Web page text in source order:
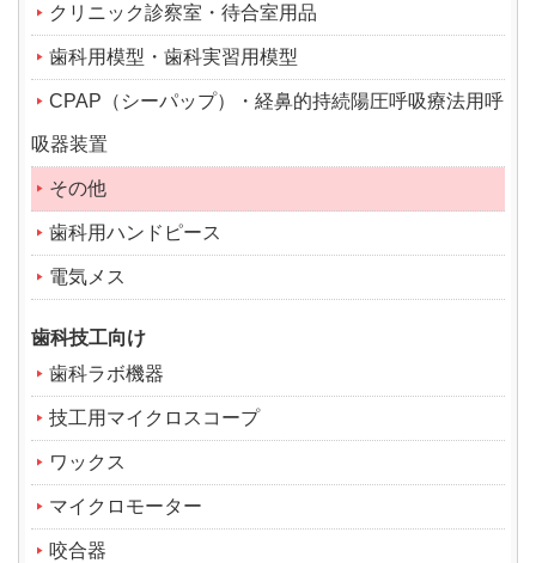
クリニック診察室・待合室用品
歯科用模型・歯科実習用模型
CPAP（シーパップ）・経鼻的持続陽圧呼吸療法用呼
吸器装置
その他
歯科用ハンドピース
電気メス
歯科技工向け
歯科ラボ機器
技工用マイクロスコープ
ワックス
マイクロモーター
咬合器